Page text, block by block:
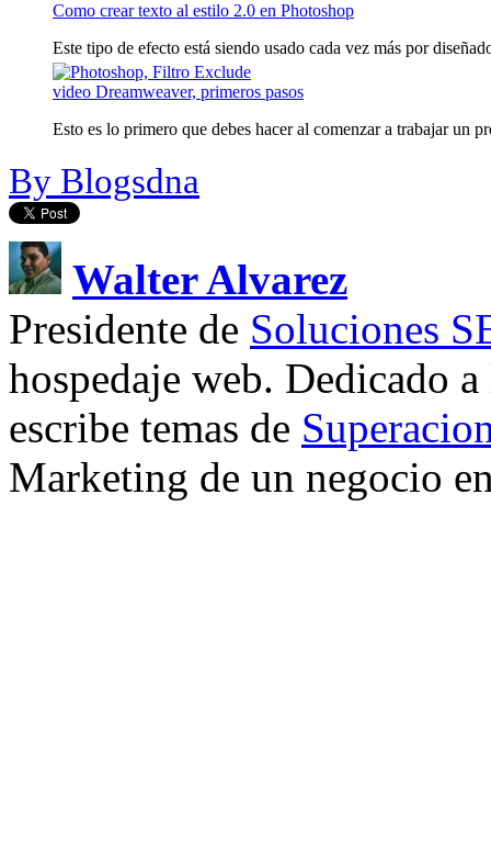
Como crear texto al estilo 2.0 en Photoshop
Este tipo de efecto está siendo usado cada vez más por
video Dreamweaver, primeros pasos
Esto es lo primero que debes hacer al comenzar a trabajar un
By Blogsdna
Walter Alvarez
Presidente de Soluciones
hospedaje web. Dedicado
escribe temas de
Marketing de un negocio